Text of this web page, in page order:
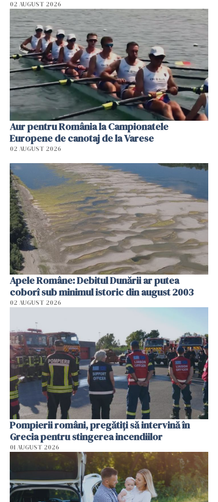
02 AUGUST 2026
Aur pentru România la Campionatele
Europene de canotaj de la Varese
02 AUGUST 2026
Apele Române: Debitul Dunării ar putea
coborî sub minimul istoric din august 2003
02 AUGUST 2026
Pompierii români, pregătiţi să intervină în
Grecia pentru stingerea incendiilor
01 AUGUST 2026